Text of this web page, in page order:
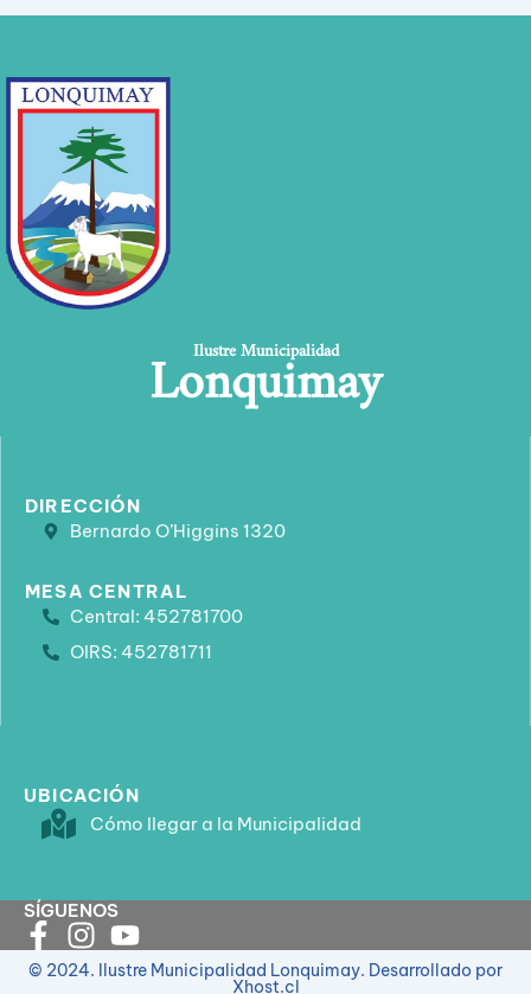
Ilustre Municipalidad
Lonquimay
DIRECCIÓN
Bernardo O’Higgins 1320
MESA CENTRAL
Central: 452781700
OIRS: 452781711
UBICACIÓN
Cómo llegar a la Municipalidad
SÍGUENOS
© 2024. Ilustre Municipalidad Lonquimay. Desarrollado por
Xhost.cl